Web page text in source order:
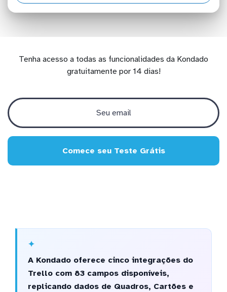
Tenha acesso a todas as funcionalidades da Kondado
gratuitamente por 14 dias!
Comece seu Teste Grátis
A Kondado oferece cinco integrações do
Trello com 83 campos disponíveis,
replicando dados de Quadros, Cartões e